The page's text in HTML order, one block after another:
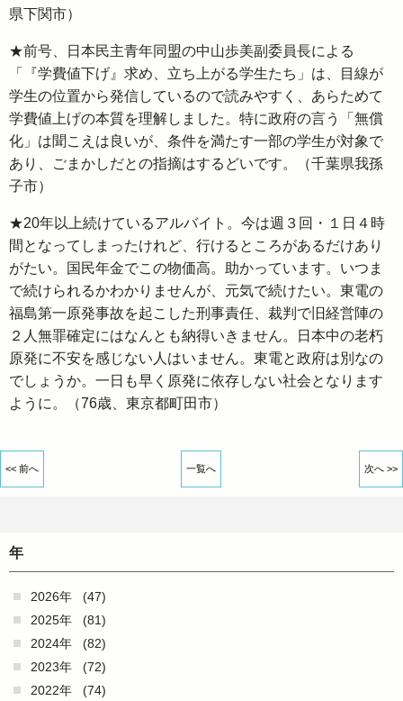
県下関市）
★前号、日本民主青年同盟の中山歩美副委員長による
「『学費値下げ』求め、立ち上がる学生たち」は、目線が
学生の位置から発信しているので読みやすく、あらためて
学費値上げの本質を理解しました。特に政府の言う「無償
化」は聞こえは良いが、条件を満たす一部の学生が対象で
あり、ごまかしだとの指摘はするどいです。（千葉県我孫
子市）
★20年以上続けているアルバイト。今は週３回・１日４時
間となってしまったけれど、行けるところがあるだけあり
がたい。国民年金でこの物価高。助かっています。いつま
で続けられるかわかりませんが、元気で続けたい。東電の
福島第一原発事故を起こした刑事責任、裁判で旧経営陣の
２人無罪確定にはなんとも納得いきません。日本中の老朽
原発に不安を感じない人はいません。東電と政府は別なの
でしょうか。一日も早く原発に依存しない社会となります
ように。（76歳、東京都町田市）
<< 前へ 一覧へ 次へ >>
年
2026年
(47)
2025年
(81)
2024年
(82)
2023年
(72)
2022年
(74)